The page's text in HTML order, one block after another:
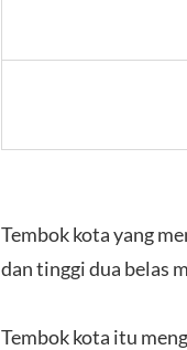
Tembok kota yang
dan tinggi dua belas
Tembok kota itu